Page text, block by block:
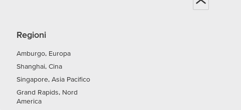
Regioni
Amburgo, Europa
Shanghai, Cina
Singapore, Asia Pacifico
Grand Rapids, Nord
America